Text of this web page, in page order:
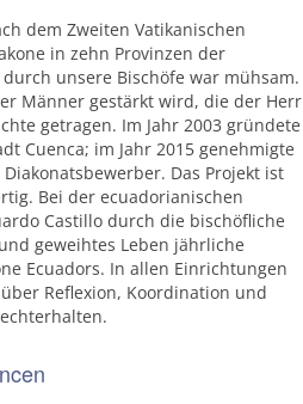
dem Zweiten Vatikanischen
in zehn Provinzen der
unsere Bischöfe war mühsam.
Männer gestärkt wird, die der Herr
getragen. Im Jahr 2003 gründete
Cuenca; im Jahr 2015 genehmigte
Das Projekt ist
Bei der ecuadorianischen
Castillo durch die bischöfliche
geweihtes Leben jährliche
Ecuadors. In allen Einrichtungen
Reflexion, Koordination und